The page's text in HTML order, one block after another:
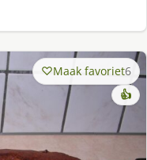
Maak favoriet6
👍